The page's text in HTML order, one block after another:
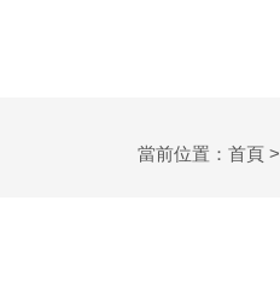
當前位置： 首頁 >